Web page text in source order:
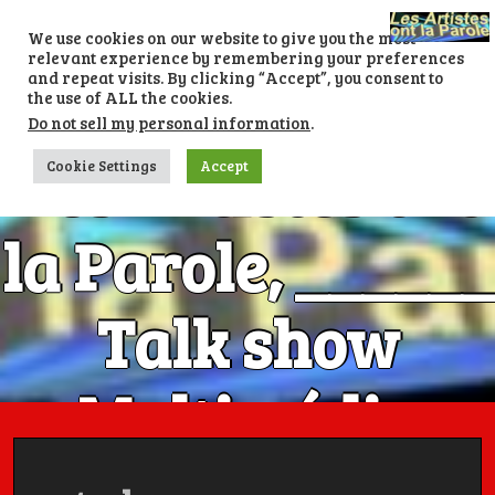
content
Les Artistes ont
la Parole, ______
Talk show
Multimédia
We use cookies on our website to give you the most
relevant experience by remembering your preferences
and repeat visits. By clicking “Accept”, you consent to
the use of ALL the cookies.
Do not sell my personal information.
Cookie Settings Accept